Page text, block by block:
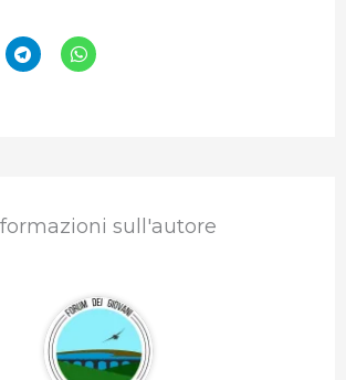
sull'autore